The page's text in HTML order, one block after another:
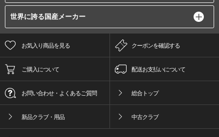
世界に誇る国産メーカー
お気入り商品を見る クーポンを確認する
ご購入について 配送お支払いについて
お問い合わせ・よくあるご質問 総合トップ
新品クラブ・用品 中古クラブ